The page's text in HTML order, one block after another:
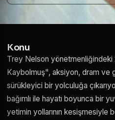
Konu
Trey Nelson yönetmenliğindeki
Kaybolmuş", aksiyon, dram ve
sürükleyici bir yolculuğa
bağımlı ile hayatı boyunca bir
yetimin yollarının kesişmesiyle